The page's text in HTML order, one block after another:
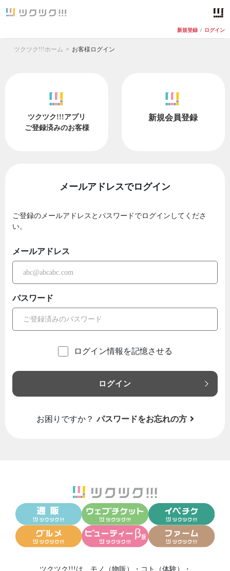
新規登録 / ログイン
ツクツク!!!ホーム お客様ログイン
ツクツク!!!アプリ
ご登録済みのお客様
新規会員登録
メールアドレスでログイン
ご登録のメールアドレスとパスワードでログインしてくださ
い。
メールアドレス
パスワード
ログイン情報を記憶させる
ログイン
お困りですか？ パスワードをお忘れの方
ツクツク!!!は、 モノ（物販） ・ コト（体験）
・